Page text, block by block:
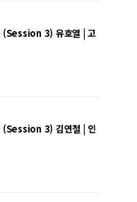
(Session 3) 유호열 | 고
(Session 3) 김연철 | 인